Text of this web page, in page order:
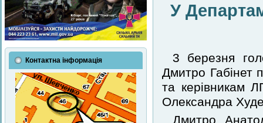
Контактна інформація
У
3 березня
Дмитро Габінет
та керівникам
Олександра